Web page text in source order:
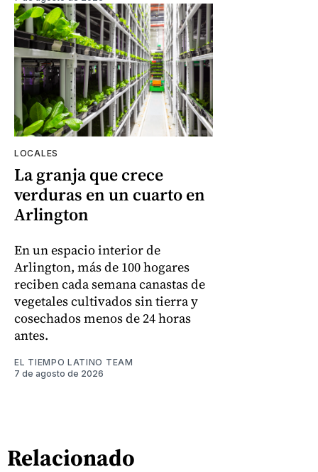
LOCALES
La granja que crece
verduras en un cuarto en
Arlington
En un espacio interior de
Arlington, más de 100 hogares
reciben cada semana canastas de
vegetales cultivados sin tierra y
cosechados menos de 24 horas
antes.
EL TIEMPO LATINO TEAM
7 de agosto de 2026
Relacionado